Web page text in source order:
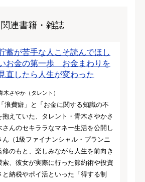
関連書籍・雑誌
蓄が苦手な人こそ読んでほし
お金の第一歩 お金まわりを
見直したら人生が変わった
木さやか（タレント）
「浪費癖」と「お金に関する知識の不
抱えていた、タレント・青木さやかさ
さんのセキララなマネー生活を公開し
ん（1級ファイナンシャル・プランニ
修のもと、楽しみながら人生を前向き
索、彼女が実際に行った節約術や投資
納税やポイ活といった「得する制